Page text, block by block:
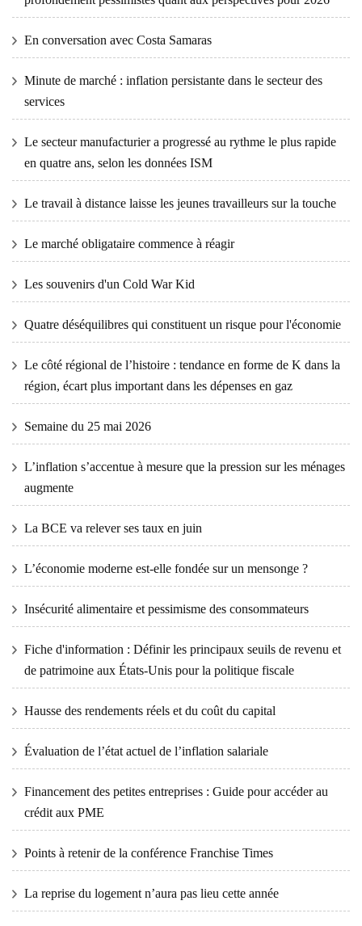
En conversation avec Costa Samaras
Minute de marché : inflation persistante dans le secteur des
services
Le secteur manufacturier a progressé au rythme le plus rapide
en quatre ans, selon les données ISM
Le travail à distance laisse les jeunes travailleurs sur la touche
Le marché obligataire commence à réagir
Les souvenirs d'un Cold War Kid
Quatre déséquilibres qui constituent un risque pour l'économie
Le côté régional de l’histoire : tendance en forme de K dans la
région, écart plus important dans les dépenses en gaz
Semaine du 25 mai 2026
L’inflation s’accentue à mesure que la pression sur les ménages
augmente
La BCE va relever ses taux en juin
L’économie moderne est-elle fondée sur un mensonge ?
Insécurité alimentaire et pessimisme des consommateurs
Fiche d'information : Définir les principaux seuils de revenu et
de patrimoine aux États-Unis pour la politique fiscale
Hausse des rendements réels et du coût du capital
Évaluation de l’état actuel de l’inflation salariale
Financement des petites entreprises : Guide pour accéder au
crédit aux PME
Points à retenir de la conférence Franchise Times
La reprise du logement n’aura pas lieu cette année